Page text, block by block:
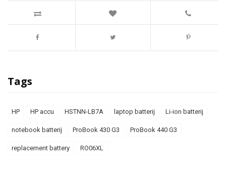
Tags
HP HP accu HSTNN-LB7A laptop batterij Li-ion batterij
notebook batterij ProBook 430 G3 ProBook 440 G3
replacement battery RO06XL